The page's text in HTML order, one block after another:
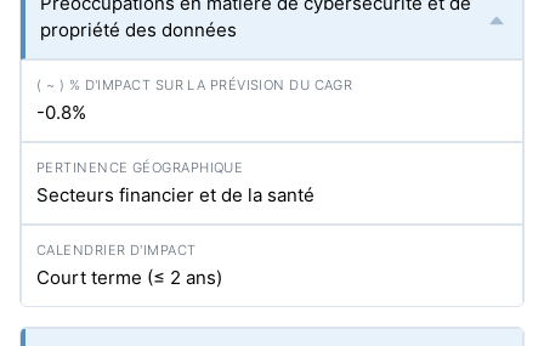
propriété des données
-0.8%
Secteurs financier et de la santé
Court terme (≤ 2 ans)